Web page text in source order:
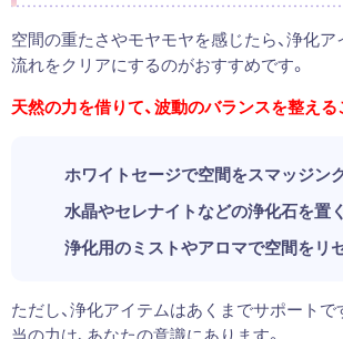
空間の重たさやモヤモヤを感じたら、浄化
流れをクリアにするのがおすすめです。
天然の力を借りて、波動のバランスを整える
ホワイトセージで空間をスマッジン
水晶やセレナイトなどの浄化石を置く
浄化用のミストやアロマで空間をリ
ただし、浄化アイテムはあくまでサポートで